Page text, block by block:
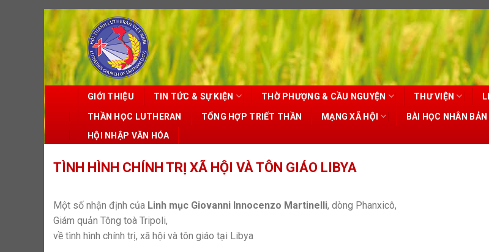
Skip
to
content
GIỚI THIỆU TIN TỨC & SỰ KIỆN THỜ PHƯỢNG & CẦU NGUYỆN THƯ VIỆN
THẦN HỌC LUTHERAN TỔNG HỢP TRIẾT THẦN MẠNG XÃ HỘI BÀI HỌC NHÂN BẢN
HỘI NHẬP VĂN HÓA
TÌNH HÌNH CHÍNH TRỊ XÃ HỘI VÀ TÔN GIÁO LIBYA
Một số nhận định của Linh mục Giovanni Innocenzo Martinelli, dòng Phanxicô,
Giám quản Tông toà Tripoli,
về tình hình chính trị, xã hội và tôn giáo tại Libya